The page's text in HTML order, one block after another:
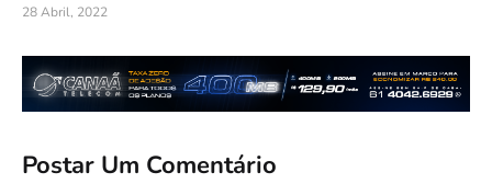
28 Abril, 2022
Postar Um Comentário